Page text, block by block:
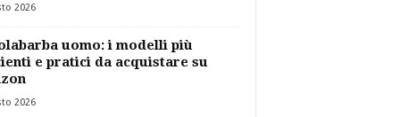
2026
uomo: i modelli più
e pratici da acquistare su
2026